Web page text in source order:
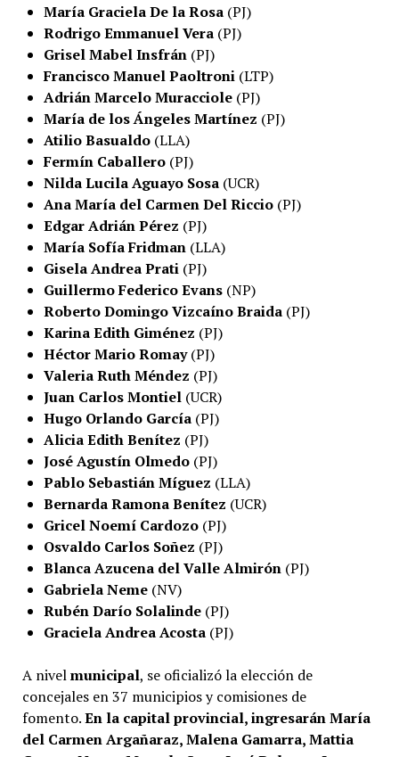
María Graciela De la Rosa(PJ)
Rodrigo Emmanuel Vera(PJ)
Grisel Mabel Insfrán(PJ)
Francisco Manuel Paoltroni(LTP)
Adrián Marcelo Muracciole(PJ)
María de los Ángeles Martínez (PJ)
Atilio Basualdo(LLA)
Fermín Caballero(PJ)
Nilda Lucila Aguayo Sosa(UCR)
Ana María del Carmen Del Riccio(PJ)
Edgar Adrián Pérez (PJ)
María Sofía Fridman(LLA)
Gisela Andrea Prati(PJ)
Guillermo Federico Evans(NP)
Roberto Domingo Vizcaíno Braida(PJ)
Karina Edith Giménez (PJ)
Héctor Mario Romay(PJ)
Valeria Ruth Méndez (PJ)
Juan Carlos Montiel(UCR)
Hugo Orlando García(PJ)
Alicia Edith Benítez (PJ)
José Agustín Olmedo(PJ)
Pablo Sebastián Míguez (LLA)
Bernarda Ramona Benítez (UCR)
Gricel Noemí Cardozo(PJ)
Osvaldo Carlos Soñez (PJ)
Blanca Azucena del Valle Almirón(PJ)
Gabriela Neme(NV)
Rubén Darío Solalinde(PJ)
Graciela Andrea Acosta(PJ)
A nivelmunicipal, se oficializó la elección de
concejales en 37 municipios y comisiones de
fomento.En la capital provincial, ingresarán María
del Carmen Argañaraz, Malena Gamarra, Mattia